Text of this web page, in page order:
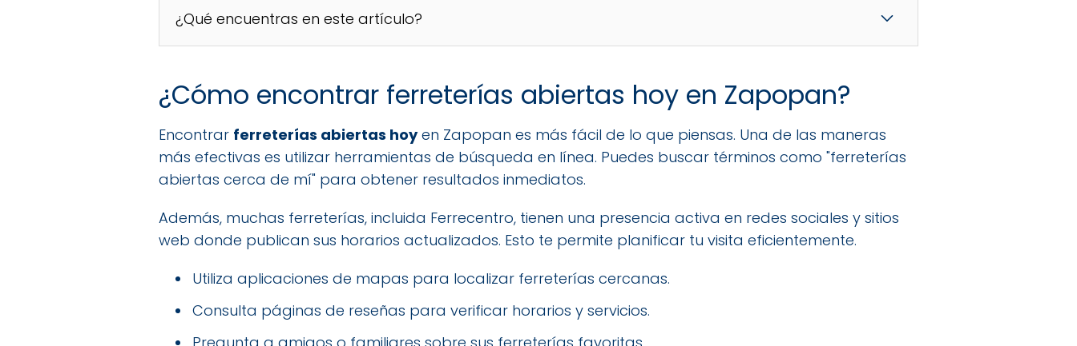
¿Qué encuentras en este artículo?
¿Cómo encontrar ferreterías abiertas hoy en Zapopan?
Encontrar ferreterías abiertas hoyen Zapopan es más fácil de lo que piensas. Una de las maneras
más efectivas es utilizar herramientas de búsqueda en línea. Puedes buscar términos como "ferreterías
abiertas cerca de mí" para obtener resultados inmediatos.
Además, muchas ferreterías, incluida Ferrecentro, tienen una presencia activa en redes sociales y sitios
web donde publican sus horarios actualizados. Esto te permite planificar tu visita eficientemente.
Utiliza aplicaciones de mapas para localizar ferreterías cercanas.
Consulta páginas de reseñas para verificar horarios y servicios.